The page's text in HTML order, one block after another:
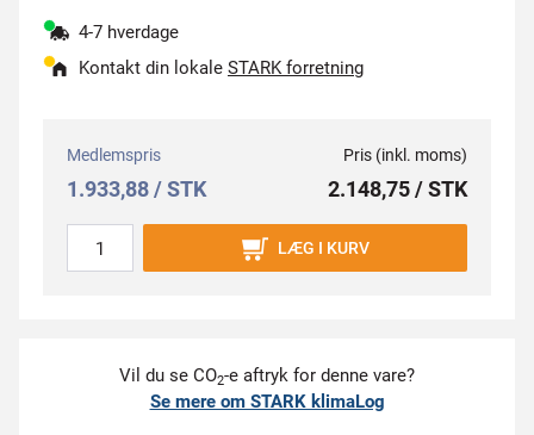
4-7 hverdage
Kontakt din lokale STARK forretning
Medlemspris
1.933,88 / STK
Pris (inkl. moms)
2.148,75 / STK
LÆG I KURV
Vil du se CO2-e aftryk for denne vare?
Se mere om STARK klimaLog